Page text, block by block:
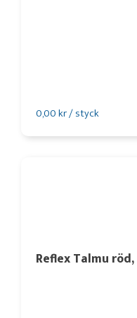
0,00 kr / styck
Reflex Talmu